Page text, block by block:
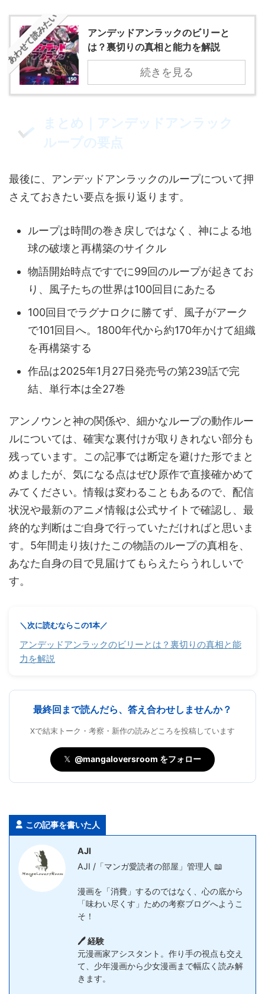
あわせて読みたい
アンデッドアンラックのビリーと
は？裏切りの真相と能力を解説
続きを見る
まとめ｜アンデッドアンラック
ループの要点
最後に、アンデッドアンラックのループについて押
さえておきたい要点を振り返ります。
ループは時間の巻き戻しではなく、神による地
球の破壊と再構築のサイクル
物語開始時点ですでに99回のループが起きてお
り、風子たちの世界は100回目にあたる
100回目でラグナロクに勝てず、風子がアーク
で101回目へ。1800年代から約170年かけて組織
を再構築する
作品は2025年1月27日発売号の第239話で完
結、単行本は全27巻
アンノウンと神の関係や、細かなループの動作ルー
ルについては、確実な裏付けが取りきれない部分も
残っています。この記事では断定を避けた形でまと
めましたが、気になる点はぜひ原作で直接確かめて
みてください。情報は変わることもあるので、配信
状況や最新のアニメ情報は公式サイトで確認し、最
終的な判断はご自身で行っていただければと思いま
す。5年間走り抜けたこの物語のループの真相を、
あなた自身の目で見届けてもらえたらうれしいで
す。
＼次に読むならこの1本／
アンデッドアンラックのビリーとは？裏切りの真相と能
力を解説
最終回まで読んだら、答え合わせしませんか？
Xで結末トーク・考察・新作の読みどころを投稿しています
𝕏 @mangaloversroom をフォロー
この記事を書いた人
AJI
AJI /「マンガ愛読者の部屋」管理人 📖
漫画を「消費」するのではなく、心の底から
「味わい尽くす」ための考察ブログへようこ
そ！
🖊️ 経験
元漫画家アシスタント。作り手の視点も交え
て、少年漫画から少女漫画まで幅広く読み解
きます。